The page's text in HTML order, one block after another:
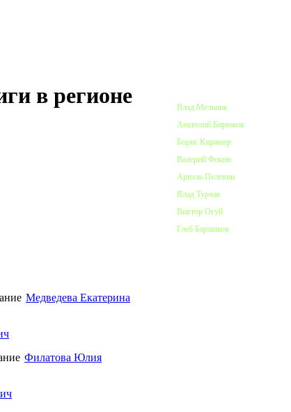
в регионе
Медведева Екатерина
Филатова Юлия
Влад Мельник
Анатолий Бирюков
Борис Киржнер
Валерий Фокин
Ариэль Пелевин
Влад Турчак
Виктор Огуй
Глеб Барашков